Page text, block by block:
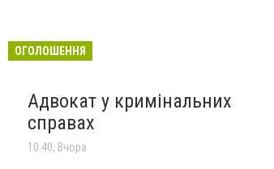
ОГОЛОШЕННЯ
Адвокат у кримінальних
справах
10:40, Вчора